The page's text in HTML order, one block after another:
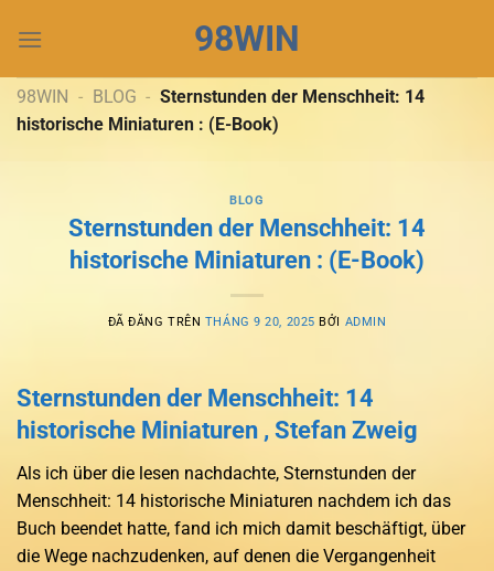
đến
dung
98WIN
98WIN - BLOG - Sternstunden der Menschheit: 14
historische Miniaturen : (E-Book)
BLOG
Sternstunden der Menschheit: 14
historische Miniaturen : (E-Book)
ĐÃ ĐĂNG TRÊN THÁNG 9 20, 2025 BỞI ADMIN
Sternstunden der Menschheit: 14
historische Miniaturen , Stefan Zweig
Als ich über die lesen nachdachte, Sternstunden der
Menschheit: 14 historische Miniaturen nachdem ich das
Buch beendet hatte, fand ich mich damit beschäftigt, über
die Wege nachzudenken, auf denen die Vergangenheit